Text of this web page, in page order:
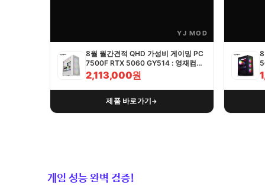
YJ MOD
8월 월간견적 QHD 가성비 게이밍 PC
7500F RTX 5060 GY514 : 영재컴퓨
터
2,113,000원
제품 바로가기→
8
게임 성능 완벽 검증!